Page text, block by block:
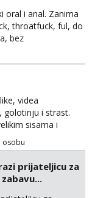
oral i anal. Zanima
throatfuck, ful, do
bez
big insertions),
sirenje... Ako
si, javi se.
ovisi o
videa
golotinju i strast.
sisama i
nebojezuto
osobu
prijateljicu za